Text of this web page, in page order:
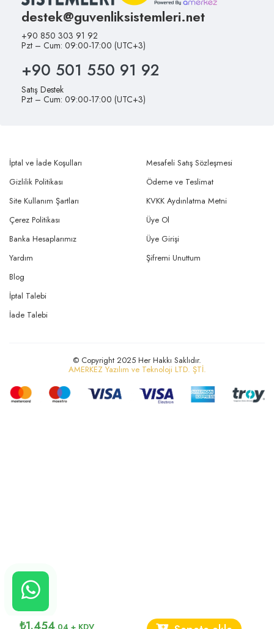
destek@guvenliksistemleri.net
+90 850 303 91 92
Pzt – Cum: 09:00-17:00 (UTC+3)
+90 501 550 91 92
Satış Destek
Pzt – Cum: 09:00-17:00 (UTC+3)
İptal ve İade Koşulları
Gizlilik Politikası
Site Kullanım Şartları
Mesafeli Satış Sözleşmesi
Ödeme ve Teslimat
KVKK Aydınlatma Metni
Çerez Politikası
Banka Hesaplarımız
Yardım
Üye Ol
Üye Girişi
Şifremi Unuttum
Blog
İptal Talebi
İade Talebi
© Copyright 2025 Her Hakkı Saklıdır.
AMERKEZ Yazılım ve Teknoloji LTD. ŞTİ.
CANLI